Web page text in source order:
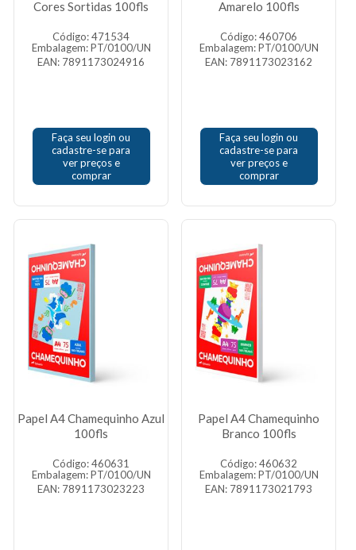
Cores Sortidas 100fls
Código: 471534
Embalagem: PT/0100/UN
EAN: 7891173024916
Faça seu login ou
cadastre-se para
ver preços e
comprar
Amarelo 100fls
Código: 460706
Embalagem: PT/0100/UN
EAN: 7891173023162
Faça seu login ou
cadastre-se para
ver preços e
comprar
Papel A4 Chamequinho Azul
100fls
Código: 460631
Embalagem: PT/0100/UN
EAN: 7891173023223
Papel A4 Chamequinho
Branco 100fls
Código: 460632
Embalagem: PT/0100/UN
EAN: 7891173021793